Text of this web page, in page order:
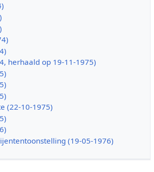
herhaald op 19-11-1975)
(22-10-1975)
(19-05-1976)